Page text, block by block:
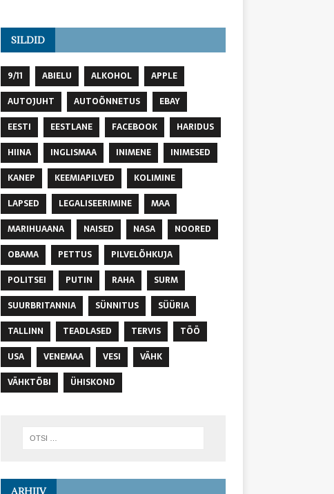
SILDID
9/11 ABIELU ALKOHOL
APPLE
AUTOJUHT
AUTOÕNNETUS
EBAY
EESTI
EESTLANE FACEBOOK
HARIDUS
HIINA
INGLISMAA INIMENE
INIMESED
KANEP
KEEMIAPILVED
KOLIMINE
LAPSED
LEGALISEERIMINE
MAA
MARIHUAANA
NAISED NASA
NOORED
OBAMA
PETTUS
PILVELÕHKUJA
POLITSEI
PUTIN RAHA
SURM
SUURBRITANNIA
SÜNNITUS
SÜÜRIA
TALLINN
TEADLASED TERVIS
TÖÖ
USA
VENEMAA VESI
VÄHK
VÄHKTÕBI
ÜHISKOND
ARHIIV